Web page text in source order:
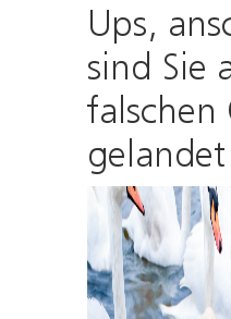
Ups,
sind Sie
falschen
gelandet